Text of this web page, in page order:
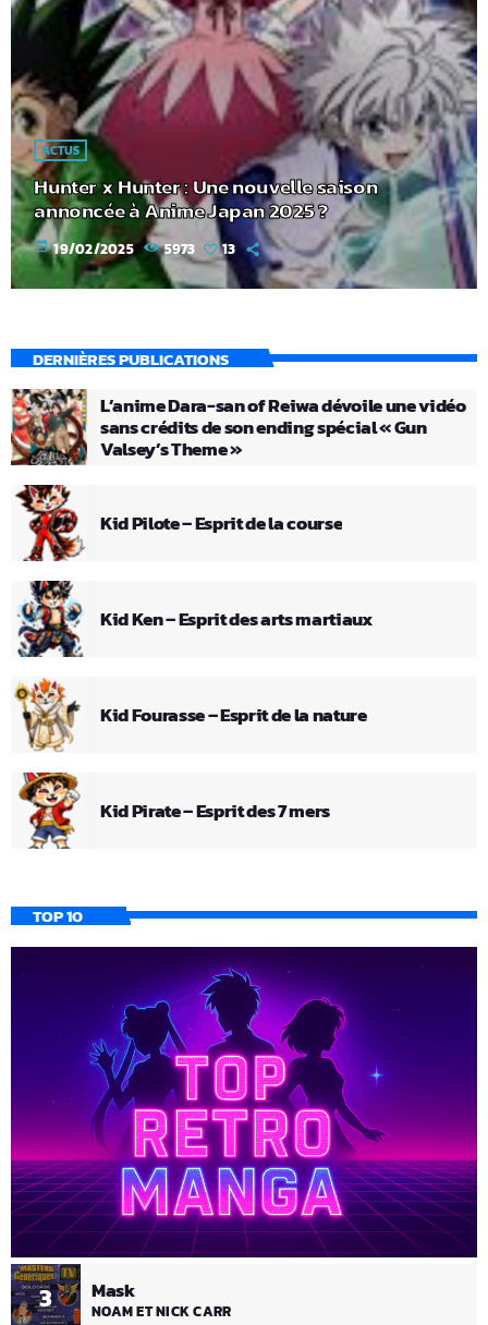
ACTUS
Hunter x Hunter : Une nouvelle saison
annoncée à Anime Japan 2025 ?
today 19/02/2025 5973 13
DERNIÈRES PUBLICATIONS
L’anime Dara-san of Reiwa dévoile une vidéo
sans crédits de son ending spécial « Gun
Valsey’s Theme »
Kid Pilote – Esprit de la course
Kid Ken – Esprit des arts martiaux
Kid Fourasse – Esprit de la nature
Kid Pirate – Esprit des 7 mers
TOP 10
3 Mask
NOAM ET NICK CARR